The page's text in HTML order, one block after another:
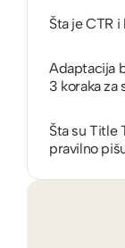
Šta je CTR
Adaptacija
3 koraka za
Šta su Title
pravilno